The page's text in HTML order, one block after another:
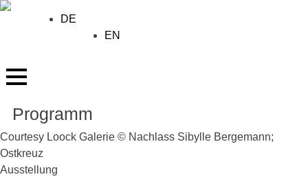
Skip
DE
EN
Programm
Courtesy Loock Galerie © Nachlass Sibylle Bergemann;
Ostkreuz
Ausstellung